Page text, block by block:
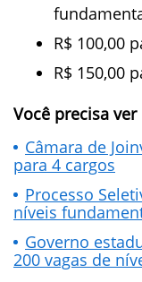
R$ 100,00
R$ 150,00
Você precisa ver
Câmara de
para 4 cargos
Processo
níveis
Governo
200 vagas de